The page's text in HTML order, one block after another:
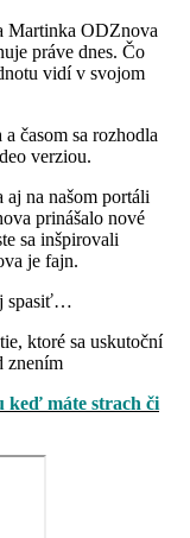
Martinka ODZnova
práve dnes. Čo
vidí v svojom
časom sa rozhodla
verziou.
na našom portáli
prinášalo nové
sa inšpirovali
je fajn.
spasiť…
ktoré sa uskutoční
znením
keď máte strach či